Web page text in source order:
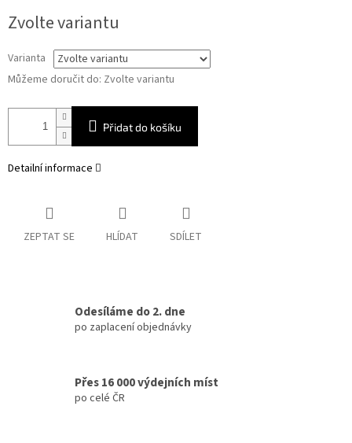
cena:
Zvolte variantu
Varianta
Můžeme doručit do: Zvolte variantu
Přidat do košíku
Detailní informace
ZEPTAT SE HLÍDAT SDÍLET
Odesíláme do 2. dne
po zaplacení objednávky
Přes 16 000 výdejních míst
po celé ČR